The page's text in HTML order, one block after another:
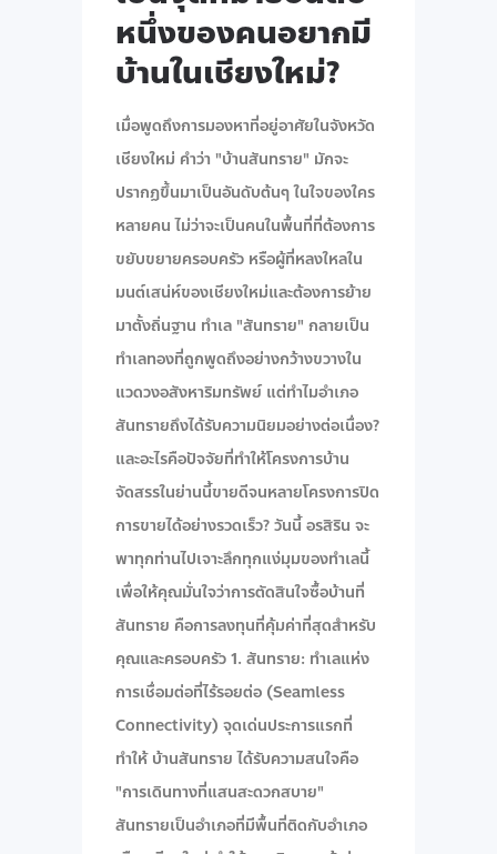
หนึ่งของคนอยากมี
บ้านในเชียงใหม่?
เมื่อพูดถึงการมองหาที่อยู่อาศัยในจังหวัด
เชียงใหม่ คำว่า "บ้านสันทราย" มักจะ
ปรากฏขึ้นมาเป็นอันดับต้นๆ ในใจของใคร
หลายคน ไม่ว่าจะเป็นคนในพื้นที่ที่ต้องการ
ขยับขยายครอบครัว หรือผู้ที่หลงใหลใน
มนต์เสน่ห์ของเชียงใหม่และต้องการย้าย
มาตั้งถิ่นฐาน ทำเล "สันทราย" กลายเป็น
ทำเลทองที่ถูกพูดถึงอย่างกว้างขวางใน
แวดวงอสังหาริมทรัพย์ แต่ทำไมอำเภอ
สันทรายถึงได้รับความนิยมอย่างต่อเนื่อง?
และอะไรคือปัจจัยที่ทำให้โครงการบ้าน
จัดสรรในย่านนี้ขายดีจนหลายโครงการปิด
การขายได้อย่างรวดเร็ว? วันนี้ อรสิริน จะ
พาทุกท่านไปเจาะลึกทุกแง่มุมของทำเลนี้
เพื่อให้คุณมั่นใจว่าการตัดสินใจซื้อบ้านที่
สันทราย คือการลงทุนที่คุ้มค่าที่สุดสำหรับ
คุณและครอบครัว 1. สันทราย: ทำเลแห่ง
การเชื่อมต่อที่ไร้รอยต่อ (Seamless
Connectivity) จุดเด่นประการแรกที่
ทำให้ บ้านสันทราย ได้รับความสนใจคือ
"การเดินทางที่แสนสะดวกสบาย"
สันทรายเป็นอำเภอที่มีพื้นที่ติดกับอำเภอ